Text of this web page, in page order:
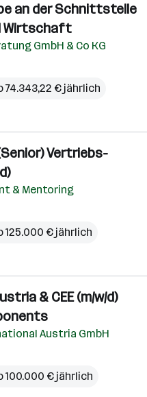
an der Schnittstelle
Wirtschaft
GmbH & Co KG
74.343,22 € jährlich
Vertriebs-
& Mentoring
125.000 € jährlich
& CEE (m/w/d)
Austria GmbH
100.000 € jährlich